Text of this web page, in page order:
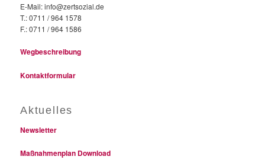
E-Mail: info@zertsozial.de
T.: 0711 / 964 1578
F.: 0711 / 964 1586
Wegbeschreibung
Kontaktformular
Aktuelles
Newsletter
Maßnahmenplan Download